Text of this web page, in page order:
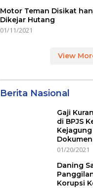
Motor Teman Disikat
Dikejar Hutang
01/11/2021
View
Berita Nasional
Gaji
di BPJS
Dokumen
01/20/2021
Daning
Korupsi